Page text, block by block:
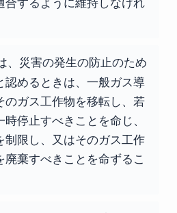
、災害の発生の防止のため
認めるときは、一般ガス導
のガス工作物を移転し、若
停止すべきことを命じ、
制限し、又はそのガス工作
棄すべきことを命ずるこ